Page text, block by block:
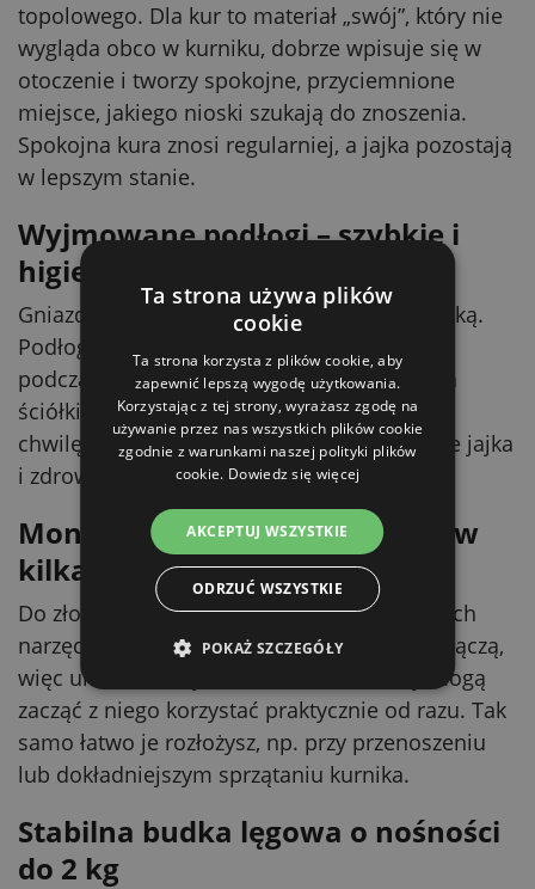
topolowego. Dla kur to materiał „swój”, który nie
wygląda obco w kurniku, dobrze wpisuje się w
otoczenie i tworzy spokojne, przyciemnione
miejsce, jakiego nioski szukają do znoszenia.
Spokojna kura znosi regularniej, a jajka pozostają
w lepszym stanie.
Wyjmowane podłogi – szybkie i
higieniczne czyszczenie
Gniazdo jest idealne do stosowania ze ściółką.
Podłogi na ściółkę można po prostu wyjąć
podczas czyszczenia, dzięki czemu wymiana
ściółki i porządki w gnieździe zajmują tylko
chwilę. Regularna i łatwa higiena to czystsze jajka
i zdrowsze warunki dla Twoich niosek.
Montaż bez narzędzi – gotowe w
kilka minut
Do złożenia gniazda nie potrzebujesz żadnych
narzędzi. Poszczególne elementy łatwo się łączą,
więc uruchomisz je w kilka minut, a kury mogą
zacząć z niego korzystać praktycznie od razu. Tak
samo łatwo je rozłożysz, np. przy przenoszeniu
lub dokładniejszym sprzątaniu kurnika.
Stabilna budka lęgowa o nośności
do 2 kg
Ta strona używa plików
cookie
Ta strona korzysta z plików cookie, aby
zapewnić lepszą wygodę użytkowania.
Korzystając z tej strony, wyrażasz zgodę na
używanie przez nas wszystkich plików cookie
zgodnie z warunkami naszej polityki plików
cookie. Dowiedz się więcej
AKCEPTUJ WSZYSTKIE
ODRZUĆ WSZYSTKIE
POKAŻ SZCZEGÓŁY